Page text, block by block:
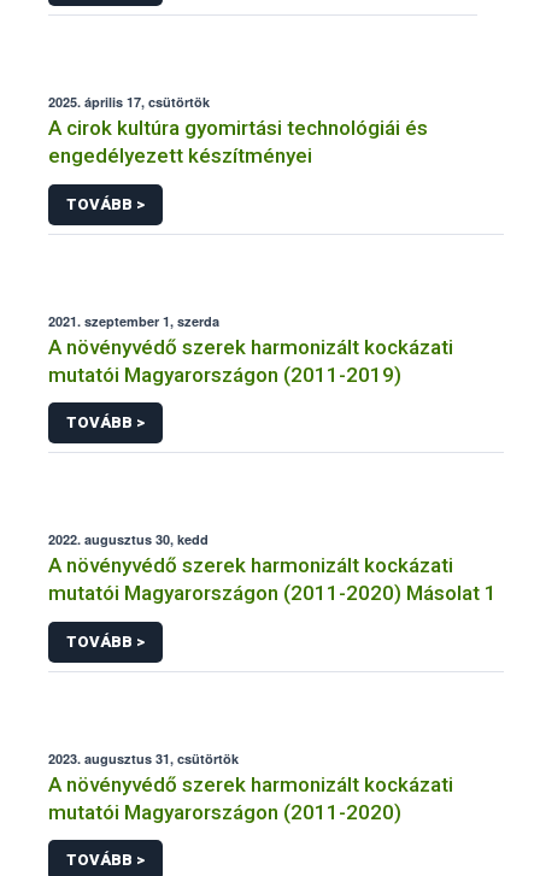
2025. április 17, csütörtök
A cirok kultúra gyomirtási technológiái és
engedélyezett készítményei
TOVÁBB >
2021. szeptember 1, szerda
A növényvédő szerek harmonizált kockázati
mutatói Magyarországon (2011-2019)
TOVÁBB >
2022. augusztus 30, kedd
A növényvédő szerek harmonizált kockázati
mutatói Magyarországon (2011-2020) Másolat 1
TOVÁBB >
2023. augusztus 31, csütörtök
A növényvédő szerek harmonizált kockázati
mutatói Magyarországon (2011-2020)
TOVÁBB >